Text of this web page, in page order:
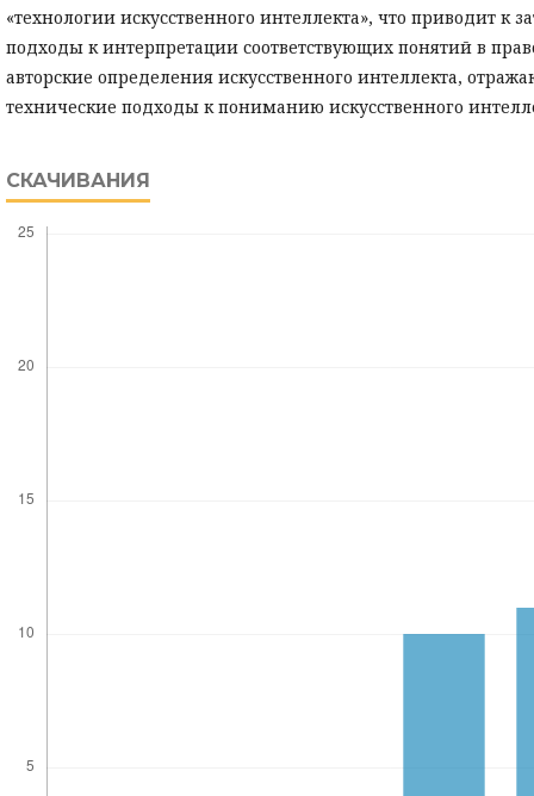
«технологии искусственного интеллекта», что приводит
подходы к интерпретации соответствующих понятий в
авторские определения искусственного интеллекта,
технические подходы к пониманию искусственного
СКАЧИВАНИЯ